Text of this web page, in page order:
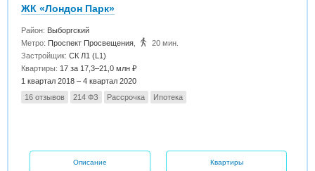
ЖК «Лондон Парк»
Район: Выборгский
Метро: Проспект Просвещения
20 мин.
Застройщик:СК Л1 (L1)
Квартиры: 17 за 17,3–21,0 млн ₽
1 квартал 2018 – 4 квартал 2020
16 отзывов
214 ФЗ Рассрочка Ипотека
Описание Квартиры